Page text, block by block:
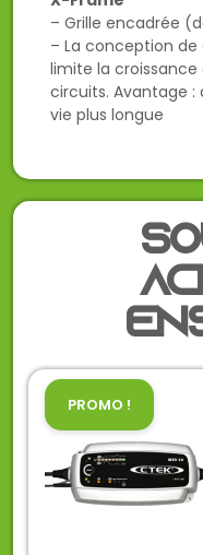
PROMO !
– Grille encadrée
– La conception
limite la
circuits. Avantage
vie plus longue